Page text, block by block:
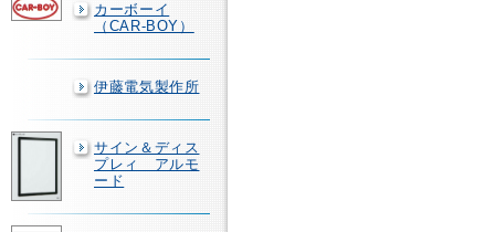
カーボーイ
（CAR-BOY）
伊藤電気製作所
サイン＆ディス
プレィ アルモ
ード